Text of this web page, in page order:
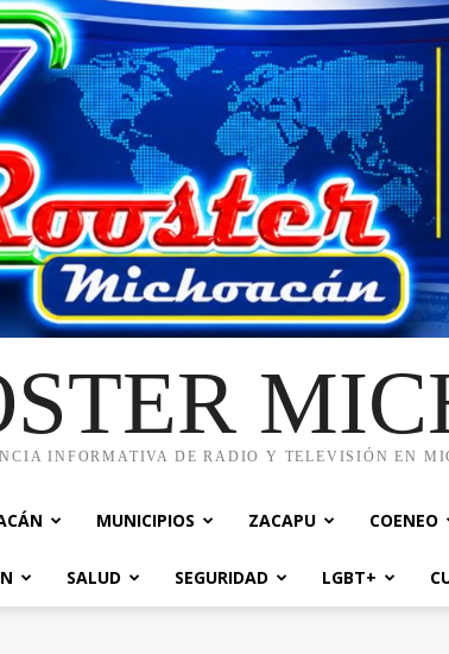
INFORMATIVA DE RADIO Y TELEVISIÓN EN
MUNICIPIOS ZACAPU COENEO
SALUD SEGURIDAD LGBT+